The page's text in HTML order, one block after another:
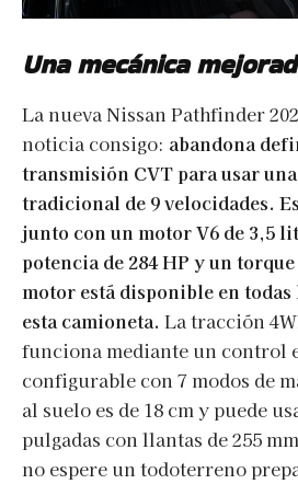
Una mecánica
La nueva Nissan Pathfinder
noticia consigo: abandona
transmisión CVT para usar
tradicional de 9 velocidades.
junto con un motor V6 de 3,5
potencia de 284 HP y un
motor está disponible en todas
esta camioneta. La tracción
funciona mediante un control
configurable con 7 modos de
al suelo es de 18 cm y puede
pulgadas con llantas de 255
no espere un todoterreno